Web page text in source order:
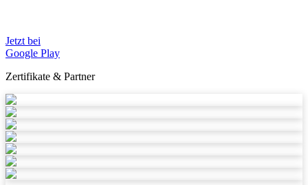
Jetzt bei
Google Play
Zertifikate & Partner